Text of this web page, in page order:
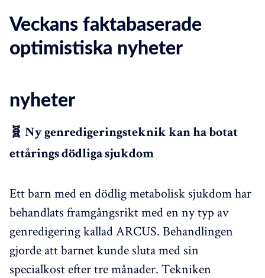
Veckans faktabaserade
optimistiska nyheter
nyheter
🧬 Ny genredigeringsteknik kan ha botat
ettårings dödliga sjukdom
Ett barn med en dödlig metabolisk sjukdom har
behandlats framgångsrikt med en ny typ av
genredigering kallad ARCUS. Behandlingen
gjorde att barnet kunde sluta med sin
specialkost efter tre månader. Tekniken